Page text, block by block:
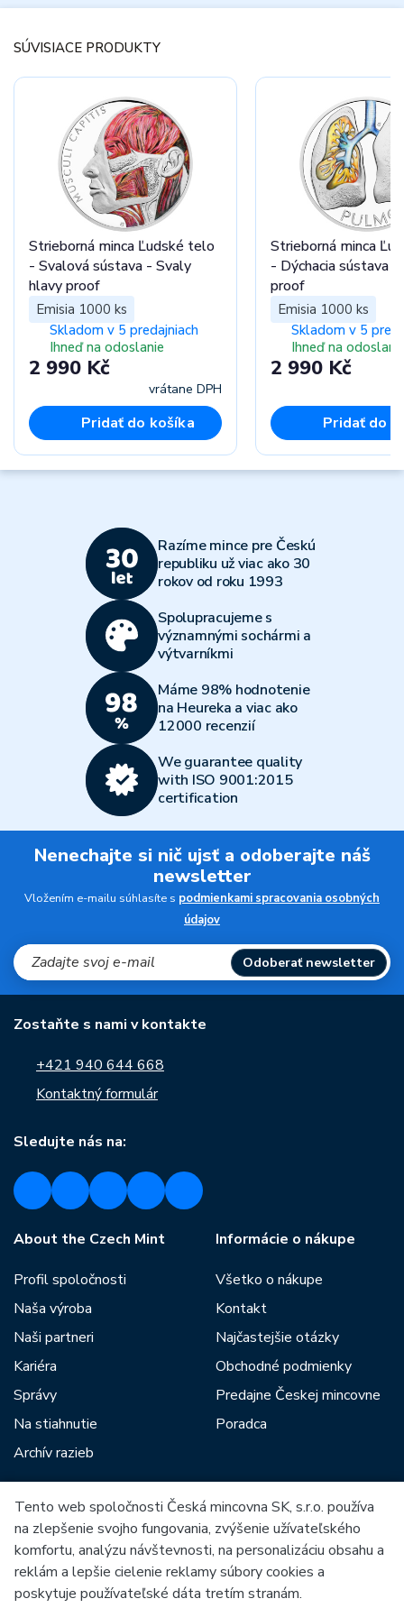
SÚVISIACE PRODUKTY
Strieborná minca Ľudské telo
- Svalová sústava - Svaly
hlavy proof
Emisia 1000 ks
Skladom v 5 predajniach
Ihneď na odoslanie
2 990 Kč
vrátane DPH
Pridať do košíka
Strieborná minca
- Dýchacia sústava –
proof
Emisia 1000 ks
Skladom v 5
Ihneď na
2 990 Kč
Pridať do
Razíme mince pre Českú
republiku už viac ako 30
rokov od roku 1993
Spolupracujeme s
významnými sochármi a
výtvarníkmi
Máme 98% hodnotenie
na Heureka a viac ako
12000 recenzií
We guarantee quality
with ISO 9001:2015
certification
Nenechajte si nič ujsť a odoberajte náš
newsletter
Vložením e-mailu súhlasíte s podmienkami spracovania osobných
údajov
Odoberať newsletter
Zostaňte s nami v kontakte
+421 940 644 668
Kontaktný formulár
Sledujte nás na:
About the Czech Mint
Profil spoločnosti
Naša výroba
Naši partneri
Kariéra
Správy
Na stiahnutie
Archív razieb
Informácie o nákupe
Všetko o nákupe
Kontakt
Najčastejšie otázky
Obchodné podmienky
Predajne Českej mincovne
Poradca
Medzi našich partnerov patria:
Tento web spoločnosti Česká mincovna SK, s.r.o. používa
na zlepšenie svojho fungovania, zvýšenie užívateľského
komfortu, analýzu návštevnosti, na personalizáciu obsahu a
reklám a lepšie cielenie reklamy súbory cookies a
poskytuje používateľské dáta tretím stranám.